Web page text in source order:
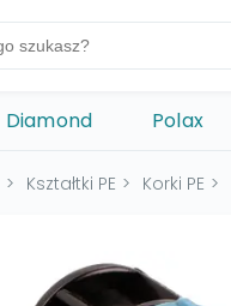
Diamond Polax
> Kształtki PE > Korki PE >